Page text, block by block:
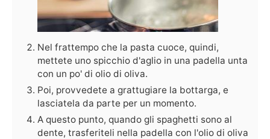
Nel frattempo che la pasta cuoce, quindi,
mettete uno spicchio d'aglio in una padella unta
con un po' di olio di oliva.
Poi, provvedete a grattugiare la bottarga, e
lasciatela da parte per un momento.
A questo punto, quando gli spaghetti sono al
dente, trasferiteli nella padella con l'olio di oliva